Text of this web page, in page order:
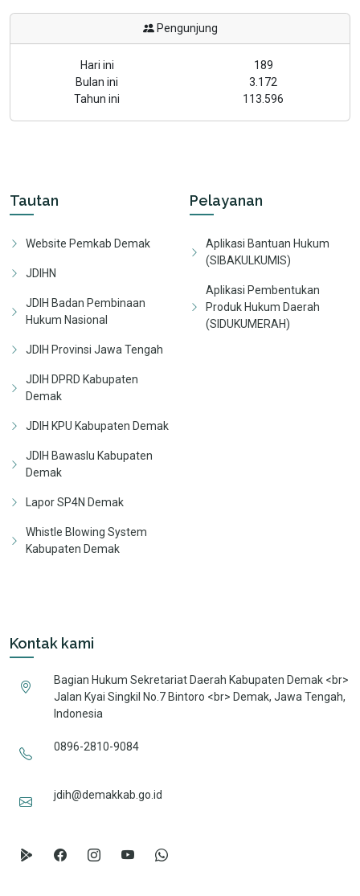
Pengunjung
Hari ini
189
Bulan ini
3.172
Tahun ini
113.596
Tautan
Website Pemkab Demak
JDIHN
JDIH Badan Pembinaan
Hukum Nasional
JDIH Provinsi Jawa Tengah
JDIH DPRD Kabupaten
Demak
JDIH KPU Kabupaten Demak
JDIH Bawaslu Kabupaten
Demak
Lapor SP4N Demak
Whistle Blowing System
Kabupaten Demak
Pelayanan
Aplikasi Bantuan Hukum
(SIBAKULKUMIS)
Aplikasi Pembentukan
Produk Hukum Daerah
(SIDUKUMERAH)
Kontak kami
Bagian Hukum Sekretariat Daerah Kabupaten Demak <br>
Jalan Kyai Singkil No.7 Bintoro <br> Demak, Jawa Tengah,
Indonesia
0896-2810-9084
jdih@demakkab.go.id